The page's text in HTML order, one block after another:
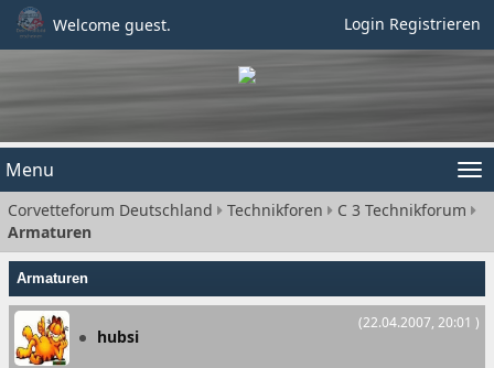
Welcome guest. Login Registrieren
Menu
Corvetteforum Deutschland Technikforen
C 3 Technikforum
Armaturen
Armaturen
(22.04.2007, 20:01 )
hubsi